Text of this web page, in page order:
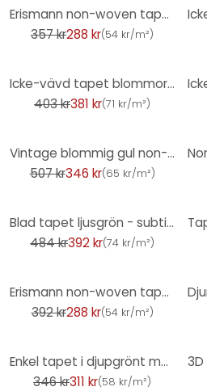
Erismann non-woven tapet Casual Chic blå
357 kr288 kr(54 kr/m²)
Icke-vävd tapet blommor, blad blommig natur matt i vitt rött
403 kr381 kr(71 kr/m²)
Vintage blommig gul non-woven tapet blommig tapet för sovrum
507 kr346 kr(65 kr/m²)
Blad tapet ljusgrön - subtilt mönster tapet med bambu look - Icke-vävd tapet
484 kr392 kr(74 kr/m²)
Erismann non-woven tapet Casual Chic vit
392 kr288 kr(54 kr/m²)
Enkel tapet i djupgrönt med lätt struktur - non-woven tapet för vardagsrum och sovrum
346 kr311 kr(58 kr/m²)